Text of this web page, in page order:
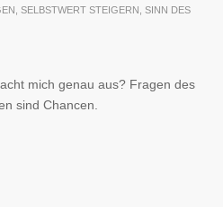
SELBSTWERT STEIGERN SINN DES
mich genau aus? Fragen des
sind Chancen.